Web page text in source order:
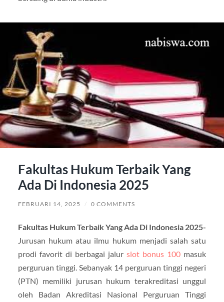
Fakultas Hukum Terbaik Yang
Ada Di Indonesia 2025
FEBRUARI 14, 2025 / 0 COMMENTS
Fakultas Hukum Terbaik Yang Ada Di Indonesia 2025-
Jurusan hukum atau ilmu hukum menjadi salah satu
prodi favorit di berbagai jalurslot bonus 100 masuk
perguruan tinggi. Sebanyak 14 perguruan tinggi negeri
(PTN) memiliki jurusan hukum terakreditasi unggul
oleh Badan Akreditasi Nasional Perguruan Tinggi